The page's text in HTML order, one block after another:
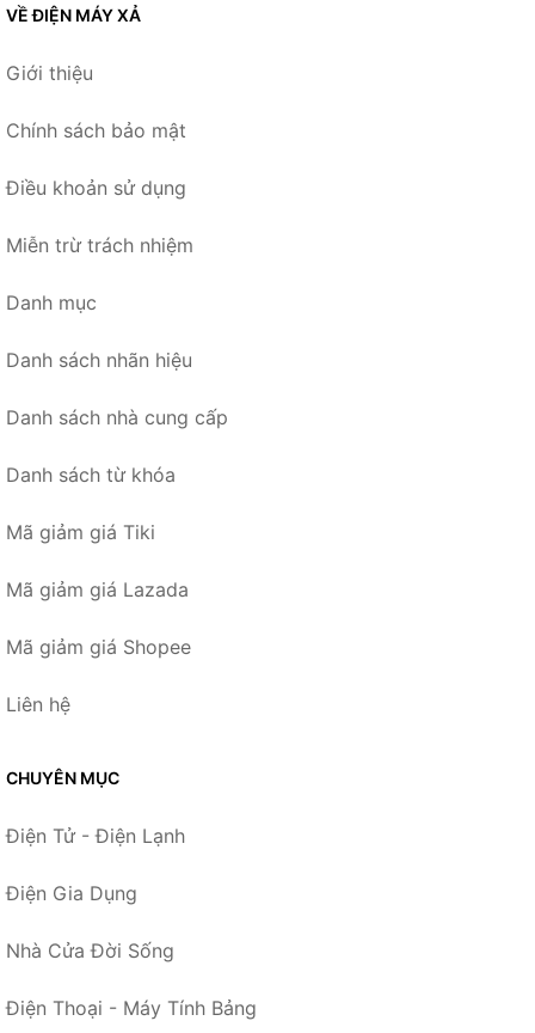
VỀ ĐIỆN MÁY XẢ
Giới thiệu
Chính sách bảo mật
Điều khoản sử dụng
Miễn trừ trách nhiệm
Danh mục
Danh sách nhãn hiệu
Danh sách nhà cung cấp
Danh sách từ khóa
Mã giảm giá Tiki
Mã giảm giá Lazada
Mã giảm giá Shopee
Liên hệ
CHUYÊN MỤC
Điện Tử - Điện Lạnh
Điện Gia Dụng
Nhà Cửa Đời Sống
Điện Thoại - Máy Tính Bảng